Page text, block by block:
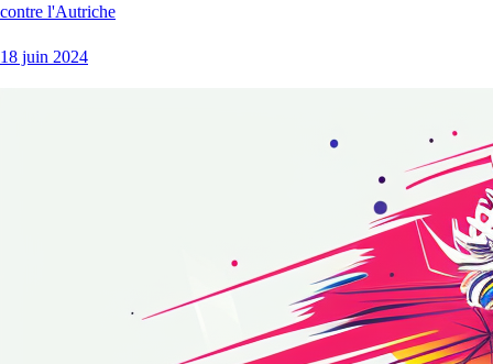
contre l'Autriche
18 juin 2024